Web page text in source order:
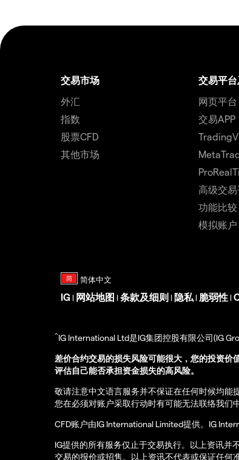
交易市场
外汇
指数
股票CFD
其他市场
交易平
网页平台
交易APP
高级交易
功能比较
模拟账户
IG | 网站地图 | 条款及细则 | 隐私 | 脆弱性 |
^IG International Ltd是IG集团控股有限公司(IG
差价合约交易的损失风险可能很大，您的投资价
评估自己能否承担资金损失的高风险。
敬请注意中文语言服务并不保证在任何时候均能
您在必须对账户采取行动时有可能无法联络我们
CFD账户由IG International Limited提供。IG
IG提供的所有服务仅止于交易执行。以上资讯
交易的报价或招售。以上资讯不代表或保证任何